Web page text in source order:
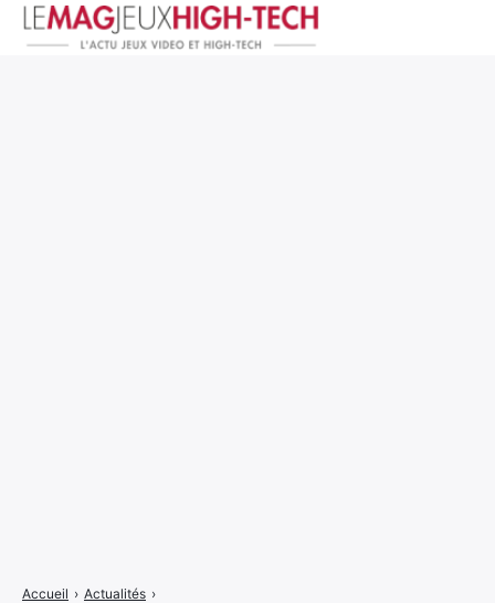
Accueil › Actualités ›